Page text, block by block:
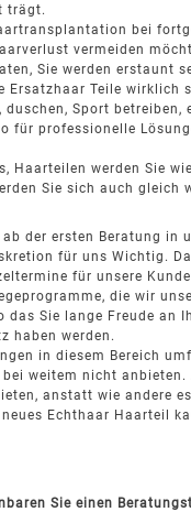
trägt.
bei
vermeiden
Sie werden erstaunt
Ersatzhaar Teile wirklich
duschen, Sport betreiben,
für professionelle
Haarteilen werden Sie
Sie sich auch gleich
der ersten Beratung in
für uns Wichtig.
für unsere
die wir
das Sie lange Freude an
haben werden.
in diesem Bereich
bei weitem nicht anbieten.
anstatt wie andere
Echthaar Haarteil
Sie einen